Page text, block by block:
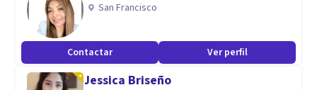
San Francisco
Contactar Ver perfil
Jessica Briseño